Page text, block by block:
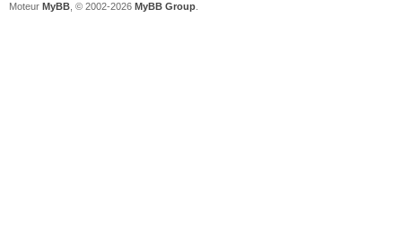
Moteur MyBB , © 2002-2026 MyBB Group